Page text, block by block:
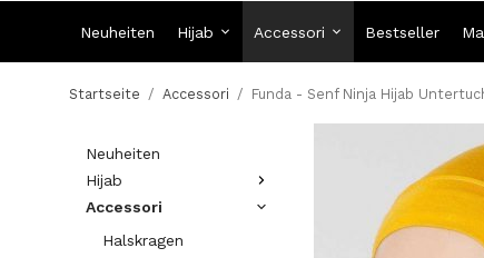
Neuheiten Hijab Accessori Bestseller
Startseite / Accessori / Funda - Senf Ninja Hijab
Neuheiten
Hijab
Accessori
Halskragen